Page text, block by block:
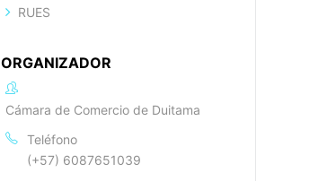
RUES
ORGANIZADOR
Cámara de Comercio de Duitama
Teléfono
(+57) 6087651039